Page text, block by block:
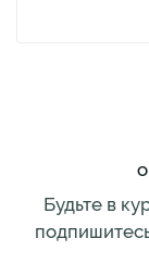
Будьте в